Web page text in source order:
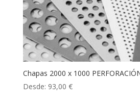
Chapas 2000 x 1000
Desde: 93,00 €